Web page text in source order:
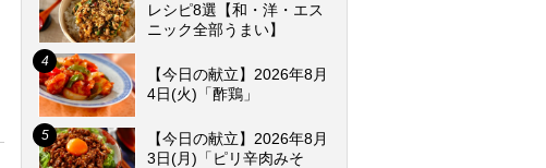
レシピ8選【和・洋・エス
ニック全部うまい】
【今日の献立】2026年8月
4日(火)「酢鶏」
【今日の献立】2026年8月
3日(月)「ピリ辛肉みそ